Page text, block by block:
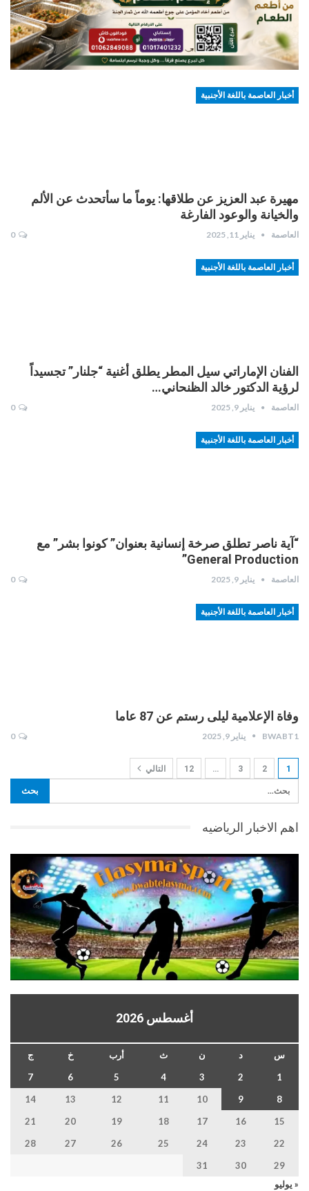
أخبار العاصمة باللغة الأجنبية
مهيرة عبد العزيز عن طلاقها: يوماً ما سأتحدث عن الألم
والخيانة والوعود الفارغة
العاصمة يناير 11, 2025 0
أخبار العاصمة باللغة الأجنبية
الفنان الإماراتي سيل المطر يطلق أغنية “جلنار” تجسيداً
لرؤية الدكتور خالد الظنحاني…
العاصمة يناير 9, 2025 0
أخبار العاصمة باللغة الأجنبية
“آية ناصر تطلق صرخة إنسانية بعنوان” كونوا بشر” مع
General Production”
العاصمة يناير 9, 2025 0
أخبار العاصمة باللغة الأجنبية
وفاة الإعلامية ليلى رستم عن 87 عاما
BWABT1 يناير 9, 2025 0
1
2
3
…
12 التالي
اهم الاخبار الرياضيه
أغسطس 2026
س د ن ث أرب خ
ج
1
2
3
4
5
6
7
8
9
10
11
12
13
14
15
16
17
18
19
20
21
22
23
24
25
26
27
28
29
30
31
« يوليو